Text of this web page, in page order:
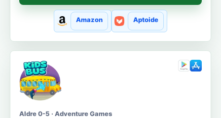
Amazon Aptoide
Aldre 0-5 · Adventure Games